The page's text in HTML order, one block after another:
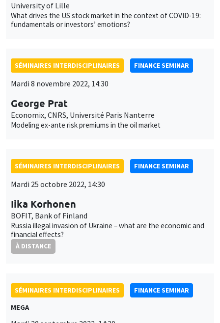
University of Lille
What drives the US stock market in the context of COVID-19:
fundamentals or investors’ emotions?
SÉMINAIRES INTERDISCIPLINAIRES FINANCE SEMINAR
Mardi 8 novembre 2022, 14:30
George Prat
Economix, CNRS, Université Paris Nanterre
Modeling ex-ante risk premiums in the oil market
SÉMINAIRES INTERDISCIPLINAIRES FINANCE SEMINAR
Mardi 25 octobre 2022, 14:30
Iika Korhonen
BOFIT, Bank of Finland
Russia illegal invasion of Ukraine – what are the economic and
financial effects?
À DISTANCE
SÉMINAIRES INTERDISCIPLINAIRES
FINANCE SEMINAR
MEGA